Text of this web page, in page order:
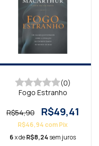
(0)
Fogo Estranho
R$54,90 R$49,41
R$46,94 comPix
6x deR$8,24 sem juros